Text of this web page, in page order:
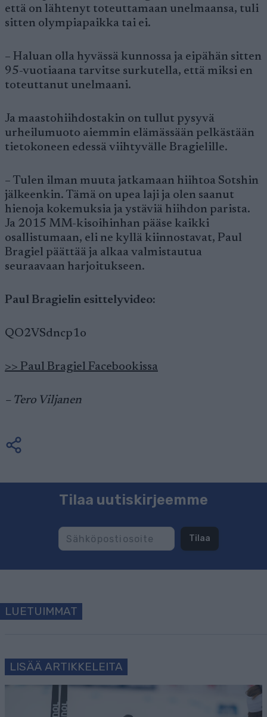
että on lähtenyt toteuttamaan unelmaansa, tuli
sitten olympiapaikka tai ei.
– Haluan olla hyvässä kunnossa ja eipähän sitten
95-vuotiaana tarvitse surkutella, että miksi en
toteuttanut unelmaani.
Ja maastohiihdostakin on tullut pysyvä
urheilumuoto aiemmin elämässään pelkästään
tietokoneen edessä viihtyvälle Bragielille.
– Tulen ilman muuta jatkamaan hiihtoa Sotshin
jälkeenkin. Tämä on upea laji ja olen saanut
hienoja kokemuksia ja ystäviä hiihdon parista.
Ja 2015 MM-kisoihinhan pääse kaikki
osallistumaan, eli ne kyllä kiinnostavat, Paul
Bragiel päättää ja alkaa valmistautua
seuraavaan harjoitukseen.
Paul Bragielin esittelyvideo:
QO2VSdncp1o
>> Paul Bragiel Facebookissa
– Tero Viljanen
Tilaa uutiskirjeemme
Tilaa
LUETUIMMAT
LISÄÄ ARTIKKELEITA